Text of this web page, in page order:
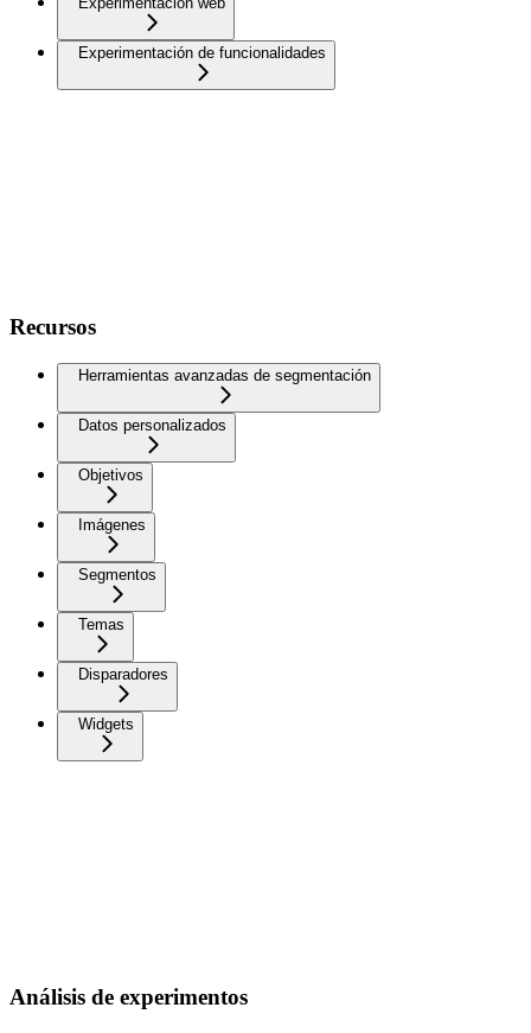
Experimentación de funcionalidades
Recursos
Herramientas avanzadas de segmentación
Datos personalizados
Objetivos
Imágenes
Segmentos
Temas
Disparadores
Widgets
Análisis de experimentos